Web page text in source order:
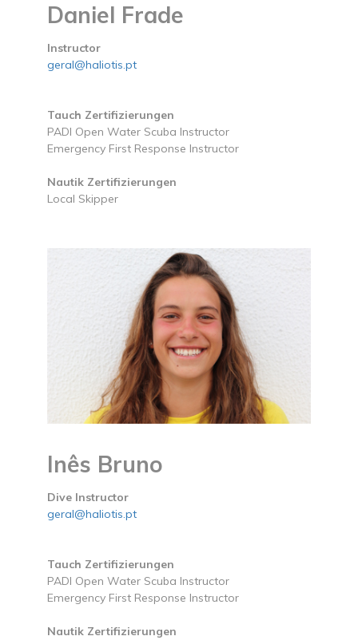
Daniel Frade
Instructor
geral@haliotis.pt
Tauch Zertifizierungen
PADI Open Water Scuba Instructor
Emergency First Response Instructor
Nautik Zertifizierungen
Local Skipper
Inês Bruno
Dive Instructor
geral@haliotis.pt
Tauch Zertifizierungen
PADI Open Water Scuba Instructor
Emergency First Response Instructor
Nautik Zertifizierungen